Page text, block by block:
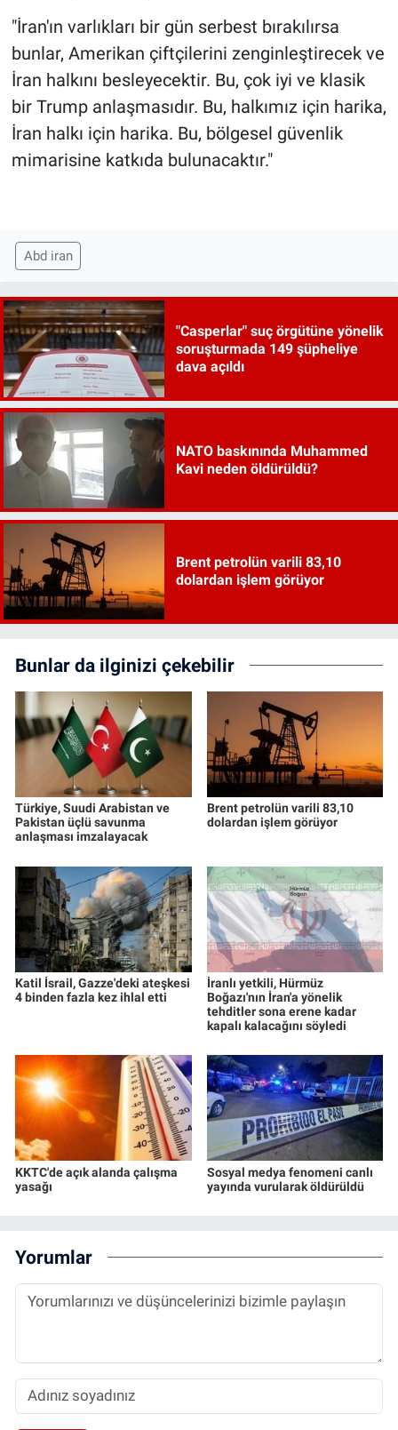
"İran'ın varlıkları bir gün serbest bırakılırsa
bunlar, Amerikan çiftçilerini zenginleştirecek ve
İran halkını besleyecektir. Bu, çok iyi ve klasik
bir Trump anlaşmasıdır. Bu, halkımız için harika,
İran halkı için harika. Bu, bölgesel güvenlik
mimarisine katkıda bulunacaktır."
Abd iran
"Casperlar" suç örgütüne yönelik
soruşturmada 149 şüpheliye
dava açıldı
NATO baskınında Muhammed
Kavi neden öldürüldü?
Brent petrolün varili 83,10
dolardan işlem görüyor
Bunlar da ilginizi çekebilir
Türkiye, Suudi Arabistan ve
Pakistan üçlü savunma
anlaşması imzalayacak
Brent petrolün varili 83,10
dolardan işlem görüyor
Katil İsrail, Gazze'deki ateşkesi
4 binden fazla kez ihlal etti
İranlı yetkili, Hürmüz
Boğazı'nın İran'a yönelik
tehditler sona erene kadar
kapalı kalacağını söyledi
KKTC'de açık alanda çalışma
yasağı
Sosyal medya fenomeni canlı
yayında vurularak öldürüldü
Yorumlar